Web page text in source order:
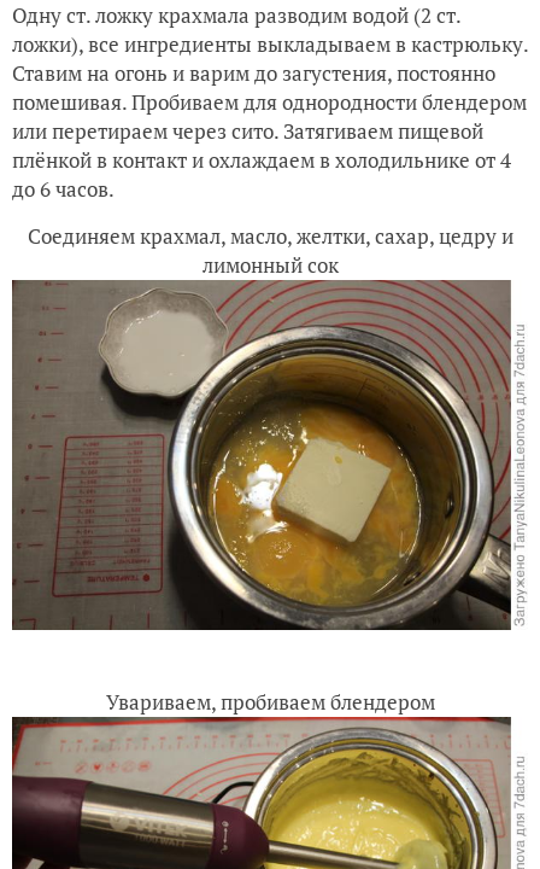
Одну ст. ложку крахмала разводим водой (2 ст.
ложки), все ингредиенты выкладываем в кастрюльку.
Ставим на огонь и варим до загустения, постоянно
помешивая. Пробиваем для однородности блендером
или перетираем через сито. Затягиваем пищевой
плёнкой в контакт и охлаждаем в холодильнике от 4
до 6 часов.
Соединяем крахмал, масло, желтки, сахар, цедру и
лимонный сок
Увариваем, пробиваем блендером